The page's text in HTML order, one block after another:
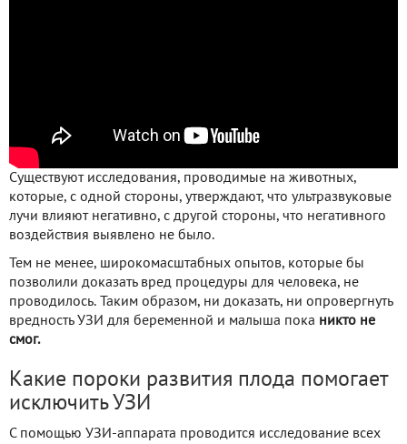
Существуют исследования, проводимые на животных,
которые, с одной стороны, утверждают, что ультразвуковые
лучи влияют негативно, с другой стороны, что негативного
воздействия выявлено не было.
Тем не менее, широкомасштабных опытов, которые бы
позволили доказать вред процедуры для человека, не
проводилось. Таким образом, ни доказать, ни опровергнуть
вредность УЗИ для беременной и малыша пока никто не
смог.
Какие пороки развития плода помогает
исключить УЗИ
С помощью УЗИ-аппарата проводится исследование всех